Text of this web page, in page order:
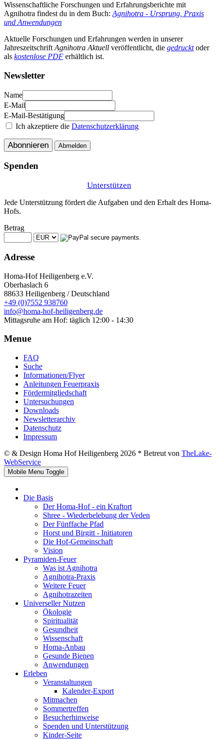
Wissenschaftliche Forschungen und Erfahrungsberichte mit
Agnihotra findest du in dem Buch: Agnihotra - Ursprung, Praxis
und Anwendungen
Aktuelle Forschungen und Erfahrungen werden in unserer
Jahreszeitschrift Agnihotra Aktuell veröffentlicht, die gedrucktoder
als kostenlose PDF erhältlich ist.
Newsletter
Name
E-Mail
E-Mail-Bestätigung
Ich akzeptiere die Datenschutzerklärung
Abonnieren Abmelden
Spenden
Unterstützen
Jede Unterstützung fördert die Aufgaben und den Erhalt des Homa-
Hofs.
Betrag
Adresse
Homa-Hof Heiligenberg e.V.
Oberhaslach 6
88633 Heiligenberg / Deutschland
+49 (0)7552 938760
info@homa-hof-heiligenberg.de
Mittagsruhe am Hof: täglich 12:00 - 14:30
Menue
FAQ
Suche
Informationen/Flyer
Anleitungen Feuerpraxis
Fördermitgliedschaft
Untersuchungen
Downloads
Newsletterarchiv
Datenschutz
Impressum
© & Design Homa Hof Heiligenberg 2026 * Betreut von TheLake-
WebService
Mobile Menu Toggle
Die Basis
Der Homa-Hof - ein Kraftort
Shree - Wiederbelebung der Veden
Der Fünffache Pfad
Horst und Birgitt - Initiatoren
Die Hof-Gemeinschaft
Vision
Pyramiden-Feuer
Was ist Agnihotra
Agnihotra-Praxis
Weitere Feuer
Agnihotrazeiten
Universeller Nutzen
Ökologie
Spiritualität
Gesundheit
Wissenschaft
Homa-Anbau
Gesunde Bienen
Anwendungen
Erleben
Veranstaltungen
Kalender-Export
Mitmachen
Sommertreffen
Besucherhinweise
Spenden und Unterstützung
Kinder-Seite